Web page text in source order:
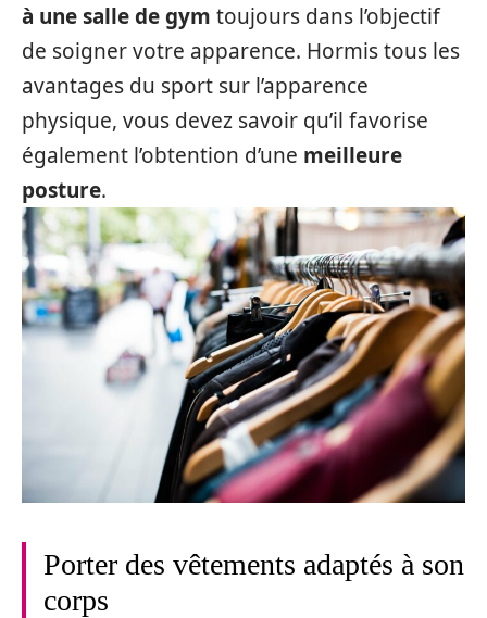
à une salle de gym toujours dans l’objectif
de soigner votre apparence. Hormis tous les
avantages du sport sur l’apparence
physique, vous devez savoir qu’il favorise
également l’obtention d’une meilleure
posture.
Porter des vêtements adaptés à son
corps